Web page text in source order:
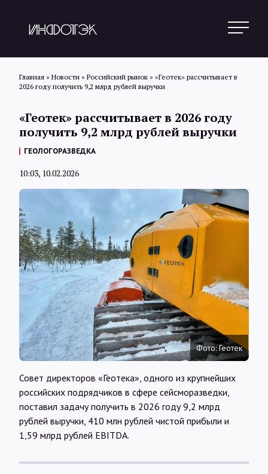
Статьи
Обзоры
Интервью
Карты
О нас
@Infotek_Russia
Главная » Новости » Российский рынок » «Геотек» рассчитывает в
2026 году получить 9,2 млрд рублей выручки
«Геотек» рассчитывает в 2026 году
получить 9,2 млрд рублей выручки
ГЕОЛОГОРАЗВЕДКА
10:03, 10.02.2026
Фото: Геотек
Совет директоров «Геотека», одного из крупнейших
российских подрядчиков в сфере сейсморазведки,
поставил задачу получить в 2026 году 9,2 млрд
рублей выручки, 410 млн рублей чистой прибыли и
1,59 млрд рублей EBITDA.